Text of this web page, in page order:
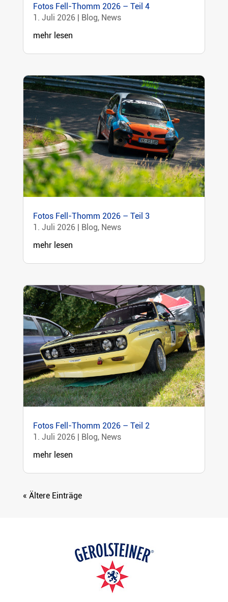
Fotos Fell-Thomm 2026 – Teil 4
1. Juli 2026| Blog, News
mehr lesen
Fotos Fell-Thomm 2026 – Teil 3
1. Juli 2026| Blog, News
mehr lesen
Fotos Fell-Thomm 2026 – Teil 2
1. Juli 2026| Blog, News
mehr lesen
« Ältere Einträge